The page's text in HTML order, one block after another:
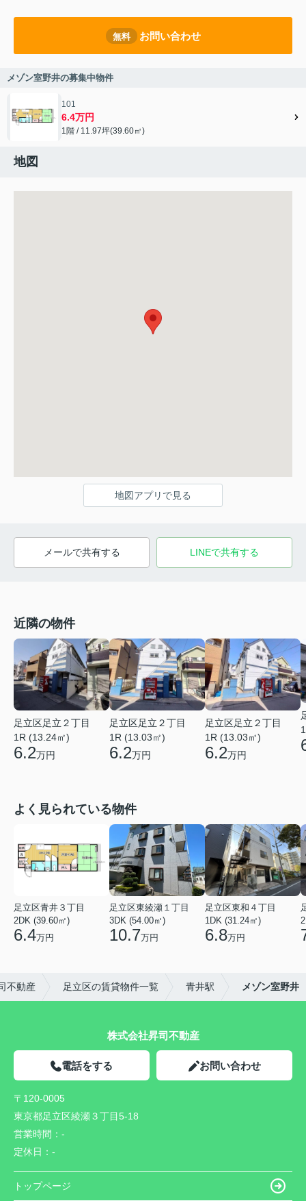
無料 お問い合わせ
メゾン室野井の募集中物件
101
6.4万円
1階 / 11.97坪(39.60㎡)
地図
地図アプリで見る
メールで共有する LINEで共有する
近隣の物件
足立区足立２丁目
1R (13.24㎡)
6.2万円
足立区足立２丁目
1R (13.03㎡)
6.2万円
足立区足立２丁目
1R (13.03㎡)
6.2万円
よく見られている物件
足立区青井３丁目
2DK (39.60㎡)
6.4万円
足立区東綾瀬１丁目
3DK (54.00㎡)
10.7万円
足立区東和４丁目
1DK (31.24㎡)
6.8万円
不動産 足立区の賃貸物件一覧 青井駅 メゾン室野井
株式会社昇司不動産
電話をする お問い合わせ
〒120-0005
東京都足立区綾瀬３丁目5-18
営業時間： -
定休日： -
トップページ